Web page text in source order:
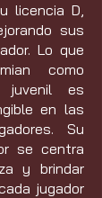
licencia D,
sus
Lo que
como
juvenil es
en las
Su
se centra
y brindar
jugador